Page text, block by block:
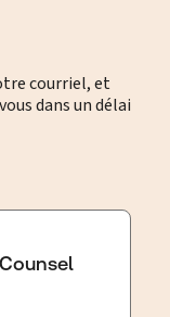
courriel, et
dans un délai